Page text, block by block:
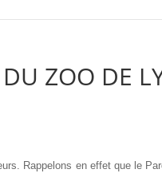
ZOO DE
Rappelons en effet que le